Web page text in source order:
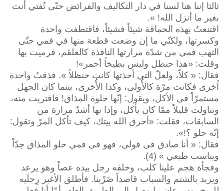
ثالثا إننا هنا لسنا في دار التكاليف والفرائض حتّى تُفتي أنت
بغير ما أنزل الله! ».
اقتنعتُ بهذه الحماقة شيئاً فشيئاً، فاقتطفت واحدة
وكسرتها، ولكنّي ما إن وضعت قطعة منها في فمي حتّى
التهب فمي من شدّة مرارتها النافذة كالعلقم، فرميت بها
وقلت: «هذا حنظل وليس بطيخاً أحمر»!
فقال: « كلاّ، ولعلّ التي أخذتها كانت حنظلاً ». فذقتُ واحدة
اُخرى فكانت مرّة كالأُولى، وكذا الأُخرى، بينما كان الجهل
مستمرّاً في الأكل، ويقول: إنّها حلوة المذاق! فاقتربت منه،
وتناولت قليلاً ممّا كان يأكل، وإذا بها أشدّ مرارة من
السابقات، فقلت: «أحرق الله بيتك، كيف تأكل المرّ وتقول:
إنّه حلو ؟!».
فقال: « أنا صادق في قولي، فهو في فمي حلو المذاق جدّاً
ويناسب طبعي » (4).
وفجأة هجم علينا كلب، وخلفه رجل بيده عصاً وهو يرعد
ويزبد بالشتم والسباب قاصداً ضَرْبنا. فأطلق الأغبر رِجلَيه